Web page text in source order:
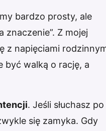
bardzo prosty, ale
Z mojej
z napięciami
być walką o rację, a
. Jeśli słuchasz
się zamyka. Gdy